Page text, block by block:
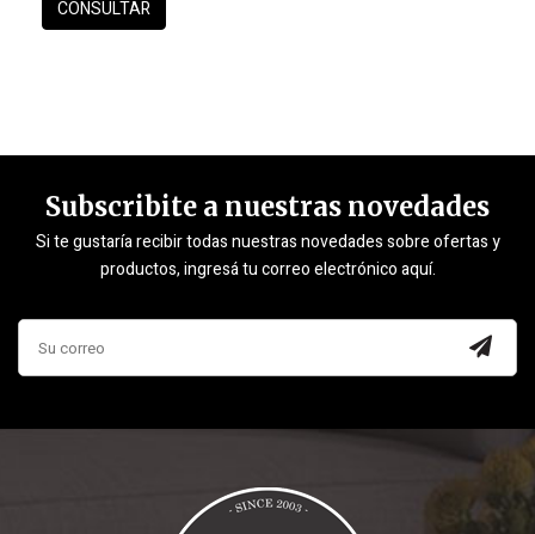
Subscribite a nuestras novedades
Si te gustaría recibir todas nuestras novedades sobre ofertas y
productos, ingresá tu correo electrónico aquí.